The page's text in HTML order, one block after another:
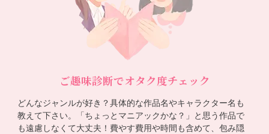
ご趣味診断でオタク度チェック
どんなジャンルが好き？具体的な作品名やキャラクター名も
教えて下さい。「ちょっとマニアックかな？」と思う作品で
も遠慮しなくて大丈夫！費やす費用や時間も含めて、包み隠